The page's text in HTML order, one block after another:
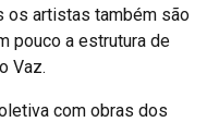
os artistas também são
pouco a estrutura de
Vaz.
com obras dos